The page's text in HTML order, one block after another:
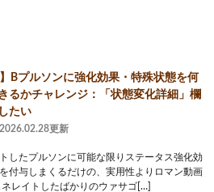
】Bプルソンに強化効果・特殊状態を何
るかチャレンジ：「状態変化詳細」欄
たい
2026.02.28更新
したプルソンに可能な限りステータス強化効
付与しまくるだけの、実用性よりロマン動画
レイトしたばかりのウァサゴ[…]